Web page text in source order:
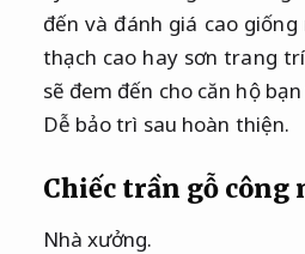
đến và đánh giá cao
thạch cao hay sơn trang
sẽ đem đến cho căn hộ
Dễ bảo trì sau hoàn thiện.
Chiếc trần gỗ công
Nhà xưởng.